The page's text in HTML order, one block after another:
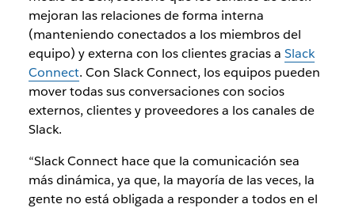
mejoran las relaciones de forma interna
(manteniendo conectados a los miembros del
equipo) y externa con los clientes gracias a Slack
Connect. Con Slack Connect, los equipos pueden
mover todas sus conversaciones con socios
externos, clientes y proveedores a los canales de
Slack.
“Slack Connect hace que la comunicación sea
más dinámica, ya que, la mayoría de las veces, la
gente no está obligada a responder a todos en el